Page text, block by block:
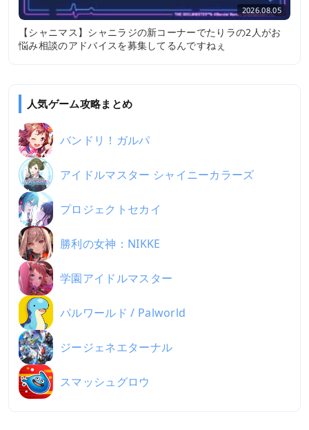
2026.08.05
【シャニマス】シャニラジの新コーナーでたりラの2人がお
悩み相談のアドバイスを募集してるんですねぇ
人気ゲーム攻略まとめ
バンドリ！ガルパ
アイドルマスター シャイニーカラーズ
プロジェクトセカイ
勝利の女神：NIKKE
学園アイドルマスター
パルワールド / Palworld
ジージェネエターナル
スマッシュグロウ